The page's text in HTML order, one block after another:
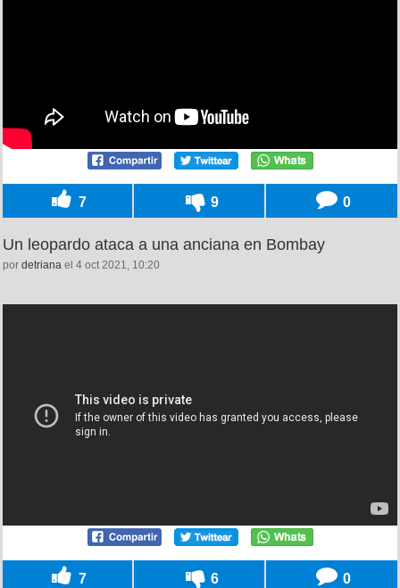
7 9 0
Un leopardo ataca a una anciana en Bombay
por detriana el 4 oct 2021, 10:20
7 6 0